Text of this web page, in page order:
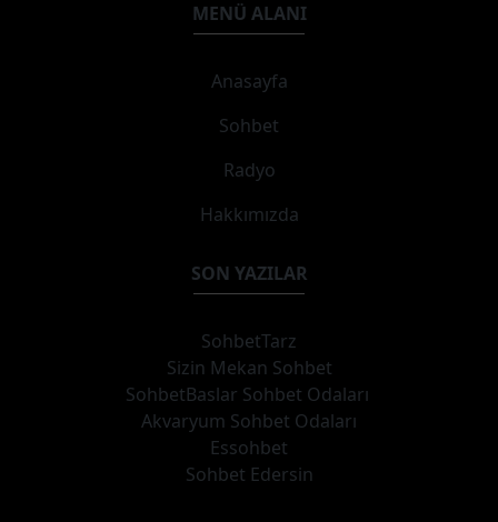
MENÜ ALANI
Anasayfa
Sohbet
Radyo
Hakkımızda
SON YAZILAR
SohbetTarz
Sizin Mekan Sohbet
SohbetBaslar Sohbet Odaları
Akvaryum Sohbet Odaları
Essohbet
Sohbet Edersin